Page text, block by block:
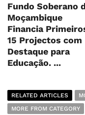
Fundo Soberano
Moçambique
Financia
15 Projectos com
Destaque para
Educação. ...
RELATED ARTICLES
MORE FROM CATEGORY